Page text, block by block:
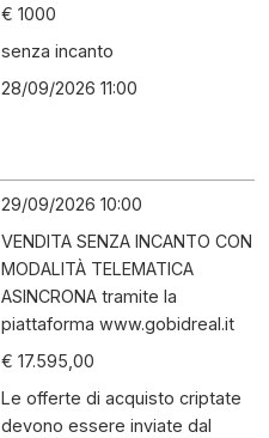
€ 1000
senza incanto
28/09/2026 11:00
29/09/2026 10:00
VENDITA SENZA INCANTO CON
MODALITÀ TELEMATICA
ASINCRONA tramite la
piattaforma www.gobidreal.it
€ 17.595,00
Le offerte di acquisto criptate
devono essere inviate dal